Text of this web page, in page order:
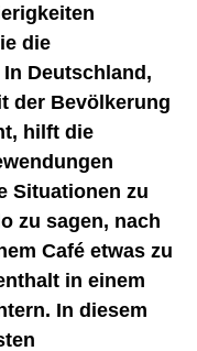
die
Deutschland,
der Bevölkerung
hilft die
Situationen zu
zu sagen, nach
Café etwas zu
in einem
In diesem